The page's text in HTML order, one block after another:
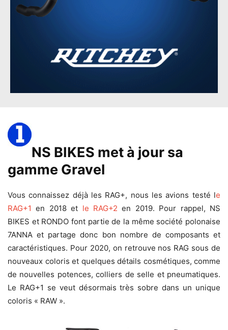
NS BIKES met à jour sa
gamme Gravel
Vous connaissez déjà les RAG+, nous les avions testé le
RAG+1 en 2018 et le RAG+2 en 2019. Pour rappel, NS
BIKES et RONDO font partie de la même société polonaise
7ANNA et partage donc bon nombre de composants et
caractéristiques. Pour 2020, on retrouve nos RAG sous de
nouveaux coloris et quelques détails cosmétiques, comme
de nouvelles potences, colliers de selle et pneumatiques.
Le RAG+1 se veut désormais très sobre dans un unique
coloris « RAW ».